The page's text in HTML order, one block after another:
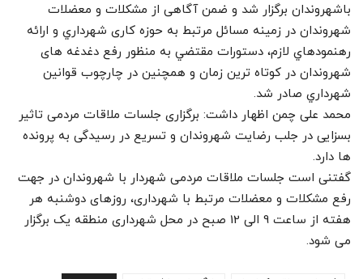
باشهروندان برگزار شد و ضمن آگاهی از مشکلات و معضلات
شهروندان در زمینه مسائل مرتبط به حوزه کاری شهرداري و ارائه
رهنمودهاي لازم، دستورات مقتضي به منظور رفع دغدغه های
شهروندان در کوتاه ترین زمان و همچنین در چارچوب قوانين
شهرداري صادر شد.
محمد علی چمن اظهار داشت: برگزاری جلسات ملاقات مردمی تاثیر
بسزایی در جلب رضایت شهروندان و تسریع در رسیدگی به پرونده
ها دارد.
گفتنی است جلسات ملاقات مردمی شهردار با شهروندان در جهت
رفع مشکلات و معضلات مرتبط با شهرداری، روزهای دوشنبه هر
هفته از ساعت 9 الی 12 صبح در محل شهرداری منطقه یک برگزار
می شود.